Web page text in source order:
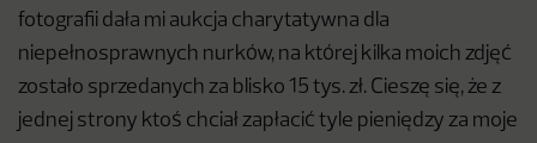
fotografii dała mi aukcja charytatywna dla
niepełnosprawnych nurków, na której kilka moich zdjęć
zostało sprzedanych za blisko 15 tys. zł. Cieszę się, że z
jednej strony ktoś chciał zapłacić tyle pieniędzy za moje